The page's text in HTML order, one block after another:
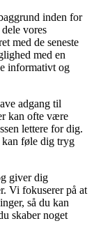
inden for
vores
med de seneste
med en
informativt og
adgang til
kan ofte være
lettere for dig.
føle dig tryg
giver dig
Vi fokuserer på at
så du kan
skaber noget